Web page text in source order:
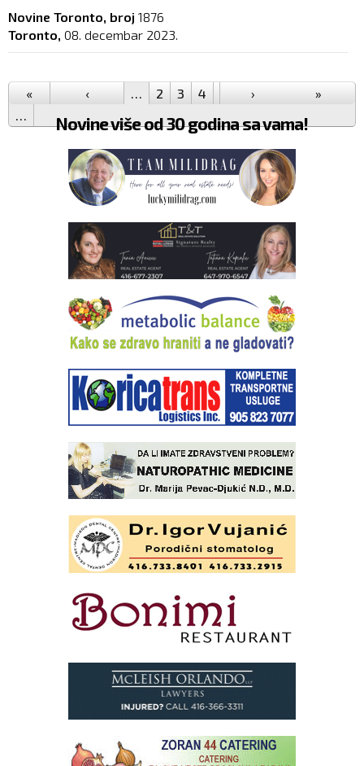
Novine Toronto, broj 1876
Toronto, 08. decembar 2023.
Pages
« ‹ 2 3 4 › »
Novine više od 30 godina sa vama!